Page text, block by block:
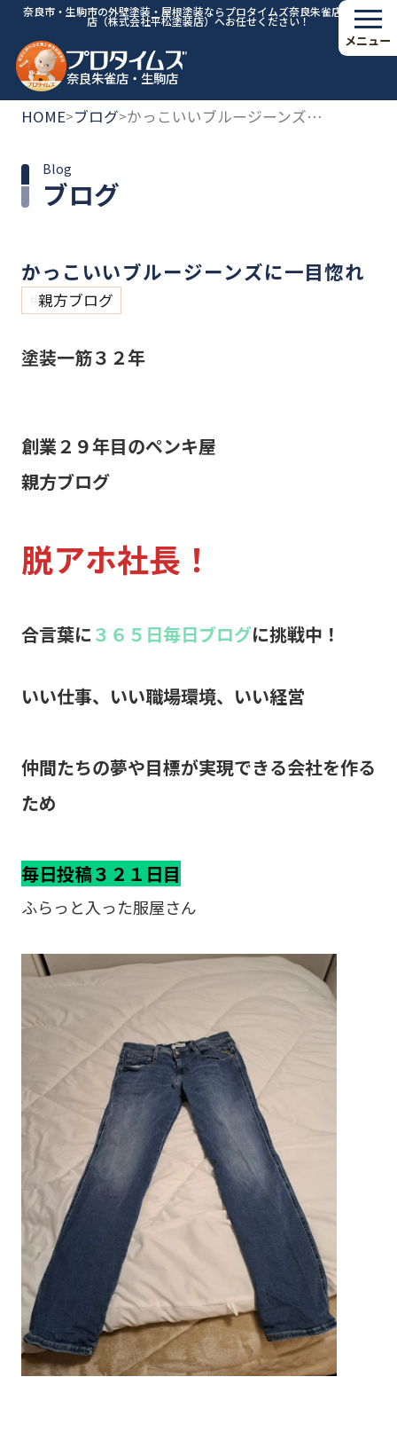
奈良市・生駒市の外壁塗装・屋根塗装ならプロタイムズ奈良朱雀店・生駒
店（株式会社平松塗装店）へお任せください！
奈良朱雀店・生駒店
メニュー
HOME>ブログ> かっこいいブルージーンズに一目惚れ
ブログ
Blog
かっこいいブルージーンズに一目惚れ
親方ブログ
塗装一筋３２年
創業２９年目のペンキ屋
親方ブログ
脱アホ社長！
合言葉に３６５日毎日ブログに挑戦中！
いい仕事、いい職場環境、いい経営
仲間たちの夢や目標が実現できる会社を作る
ため
毎日投稿３２１日目
ふらっと入った服屋さん